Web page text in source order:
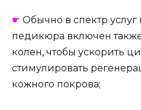
☛ Обычно в спектр
педикюра включен
колен, чтобы ускорить
стимулировать
кожного покрова;